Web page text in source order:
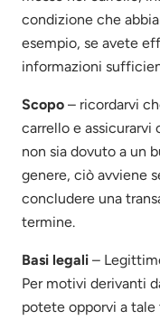
condizione che
esempio, se avete
informazioni
Scopo – ricordarvi
carrello e
non sia dovuto a un
genere, ciò avviene
concludere una
termine.
Basi legali –
Per motivi derivanti
potete opporvi a